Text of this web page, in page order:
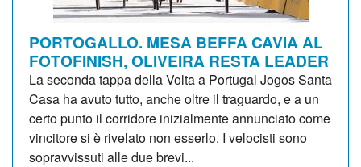
PORTOGALLO. MESA BEFFA CAVIA AL
FOTOFINISH, OLIVEIRA RESTA LEADER
La seconda tappa della Volta a Portugal Jogos Santa
Casa ha avuto tutto, anche oltre il traguardo, e a un
certo punto il corridore inizialmente annunciato come
vincitore si è rivelato non esserlo. I velocisti sono
sopravvissuti alle due brevi...